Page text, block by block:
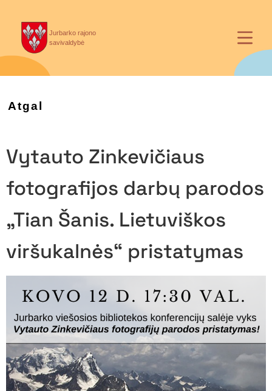
Jurbarko rajono
savivaldybė
Atgal
Vytauto Zinkevičiaus
fotografijos darbų parodos
„Tian Šanis. Lietuviškos
viršukalnės“ pristatymas